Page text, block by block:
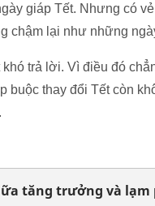
giáp Tết. Nhưng có
chậm lại như những
trả lời. Vì điều đó
buộc thay đổi Tết còn
tăng trưởng và lạm